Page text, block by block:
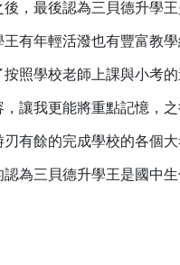
，最後認為三貝德升學王
年輕活潑也有豐富教學
按照學校老師上課與小考
讓我更能將重點記憶，
餘的完成學校的各個大
為三貝德升學王是國中生